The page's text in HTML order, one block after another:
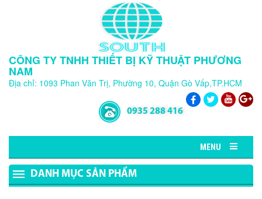
CÔNG TY TNHH THIẾT BỊ KỸ THUẬT PHƯƠNG
NAM
Địa chỉ: 1093 Phan Văn Trị, Phường 10, Quận Gò Vấp,TP.HCM
0935 288 416
MENU
DANH MỤC SẢN PHẨM